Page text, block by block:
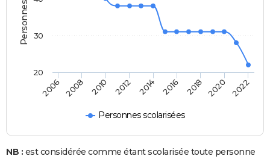
Personnes scolarisées
2006 2008 2010 2012 2014 2016 2018 2020 2022
20
30
NB : est considérée comme étant scolarisée toute personne